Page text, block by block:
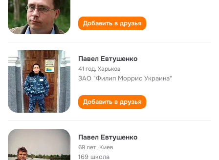
Добавить в друзья
Павел Евтушенко
41 год,Харьков
ЗАО "Филип Моррис Украина"
Добавить в друзья
Павел Евтушенко
69 лет, Киев
169 школа